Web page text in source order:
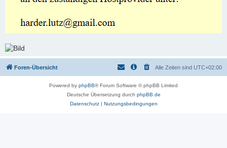
Foren-Übersicht Alle Zeiten sind UTC+02:00
Powered by phpBB® Forum Software © phpBB Limited
Deutsche Übersetzung durch phpBB.de
Datenschutz| Nutzungsbedingungen